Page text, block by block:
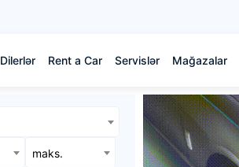
Dilerlər Rent a Car Servislər Mağazalar
maks.